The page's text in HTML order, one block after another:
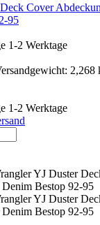
Cover
95
1-2 Werktage
2,268
1-2 Werktage